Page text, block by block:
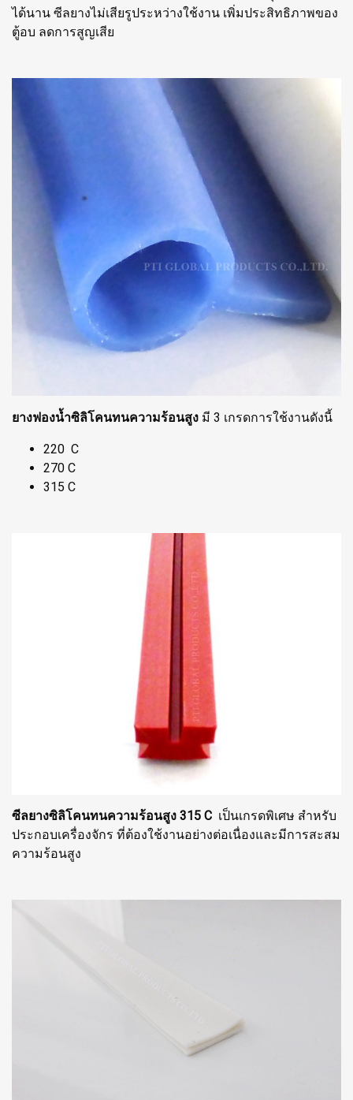
ได้นาน ซีลยางไม่เสียรูประหว่างใช้งาน เพิ่มประสิทธิภาพของ
ตู้อบ ลดการสูญเสีย
ยางฟองน้ำซิลิโคนทนความร้อนสูง มี 3 เกรดการใช้งานดังนี้
220 C
270 C
315 C
ซีลยางซิลิโคนทนความร้อนสูง 315 C เป็นเกรดพิเศษ สำหรับ
ประกอบเครื่องจักร ที่ต้องใช้งานอย่างต่อเนื่องและมีการสะสม
ความร้อนสูง